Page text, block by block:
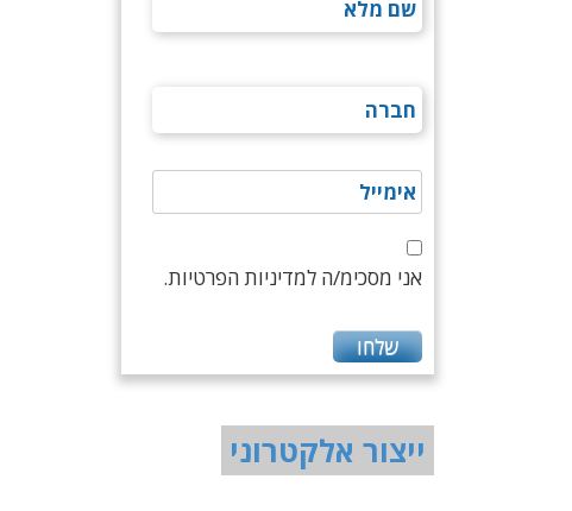
אני מסכימ/ה למדיניות הפרטיות.
ייצור אלקטרוני